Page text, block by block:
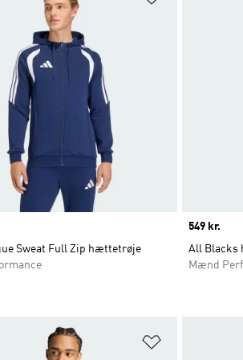
Sweat Full Zip hættetrøje
Price
549 kr.
All
Mænd